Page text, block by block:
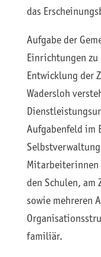
das
Aufgabe der
Einrichtungen
Entwicklung der
Wadersloh
Aufgabenfeld im
Mitarbeiterinnen
den Schulen, am
sowie mehreren
familiär.